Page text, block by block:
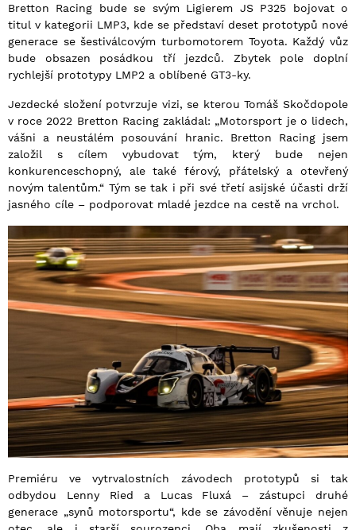
Bretton Racing bude se svým Ligierem JS P325 bojovat o
titul v kategorii LMP3, kde se představí deset prototypů nové
generace se šestiválcovým turbomotorem Toyota. Každý vůz
bude obsazen posádkou tří jezdců. Zbytek pole doplní
rychlejší prototypy LMP2 a oblíbené GT3-ky.
Jezdecké složení potvrzuje vizi, se kterou Tomáš Skočdopole
v roce 2022 Bretton Racing zakládal: „Motorsport je o lidech,
vášni a neustálém posouvání hranic. Bretton Racing jsem
založil s cílem vybudovat tým, který bude nejen
konkurenceschopný, ale také férový, přátelský a otevřený
novým talentům.“ Tým se tak i při své třetí asijské účasti drží
jasného cíle – podporovat mladé jezdce na cestě na vrchol.
Premiéru ve vytrvalostních závodech prototypů si tak
odbydou Lenny Ried a Lucas Fluxá – zástupci druhé
generace „synů motorsportu“, kde se závodění věnuje nejen